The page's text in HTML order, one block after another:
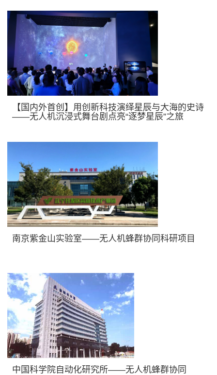
【国内外首创】用创新科技演绎星辰与大海的史诗
——无人机沉浸式舞台剧点亮“逐梦星辰”之旅
南京紫金山实验室——无人机蜂群协同科研项目
中国科学院自动化研究所——无人机蜂群协同